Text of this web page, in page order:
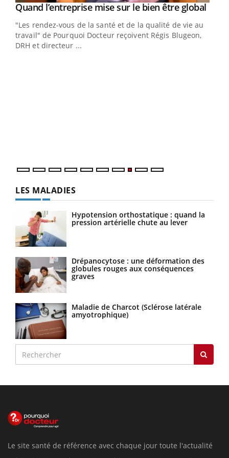
Youtube
Quand l’entreprise mise sur le bien être global
"Les rendez-vous de la santé et de la qualité de vie au
travail" de Pourquoi Docteur reçoivent Régis Blugeon,
DRH et directeur ...
LES MALADIES
Hypotension orthostatique : quand la
pression artérielle chute au lever
Drépanocytose : une déformation des
globules rouges aux conséquences
graves
Maladie de Charcot (Sclérose latérale
amyotrophique)
Le site santé de référence avec chaque jour toute l'actualité